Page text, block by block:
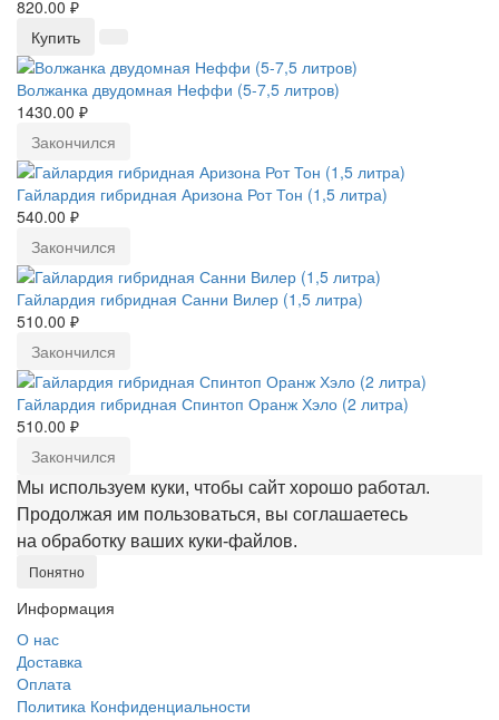
820.00 ₽
Купить
Волжанка двудомная Неффи (5-7,5 литров)
1430.00 ₽
Закончился
Гайлардия гибридная Аризона Рот Тон (1,5 литра)
540.00 ₽
Закончился
Гайлардия гибридная Санни Вилер (1,5 литра)
510.00 ₽
Закончился
Гайлардия гибридная Спинтоп Оранж Хэло (2 литра)
510.00 ₽
Закончился
Мы используем куки, чтобы сайт хорошо работал.
Продолжая им пользоваться, вы соглашаетесь
на обработку ваших куки‑файлов.
Понятно
Информация
О нас
Доставка
Оплата
Политика Конфиденциальности